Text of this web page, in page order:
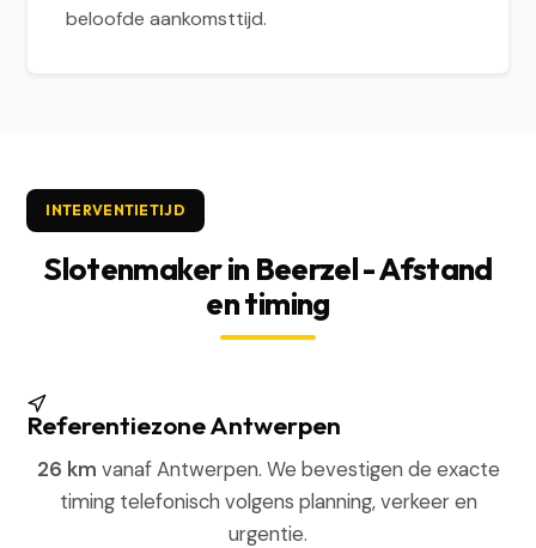
beloofde aankomsttijd.
INTERVENTIETIJD
Slotenmaker in Beerzel - Afstand
en timing
Referentiezone Antwerpen
26 km vanaf Antwerpen. We bevestigen de exacte
timing telefonisch volgens planning, verkeer en
urgentie.